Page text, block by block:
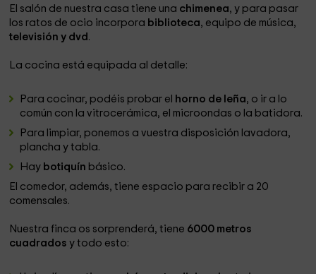
El salón de nuestra casa tiene una chimenea, y para pasar
los ratos de ocio incorpora biblioteca, equipo de música,
televisión y dvd .
La cocina está equipada al detalle:
Para cocinar, podéis probar el horno de leña, o ir a lo
común con la vitrocerámica, el microondas o la batidora.
Para limpiar, ponemos a vuestra disposición lavadora,
plancha y tabla.
Hay botiquín básico.
El comedor, además, tiene espacio para recibir a 20
comensales.
Nuestra finca os sorprenderá, tiene 6000 metros
cuadrados y todo esto: